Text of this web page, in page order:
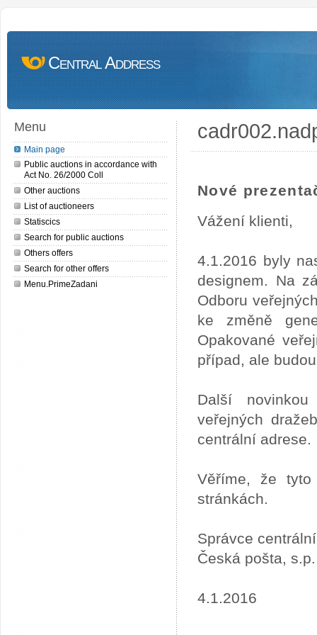
Central Address
Menu
Main page
Public auctions in accordance with
Act No. 26/2000 Coll
Other auctions
List of auctioneers
Statiscics
Search for public auctions
Others offers
Search for other offers
Menu.PrimeZadani
Nové
Vážení klienti,
4.1.2016 byly
designem. Na
Odboru
ke změně
Opakované
případ, ale
Další
veřejných
centrální adrese.
Věříme, že
stránkách.
Správce
Česká pošta, s.p.
4.1.2016